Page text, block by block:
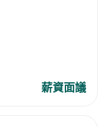
薪資面議